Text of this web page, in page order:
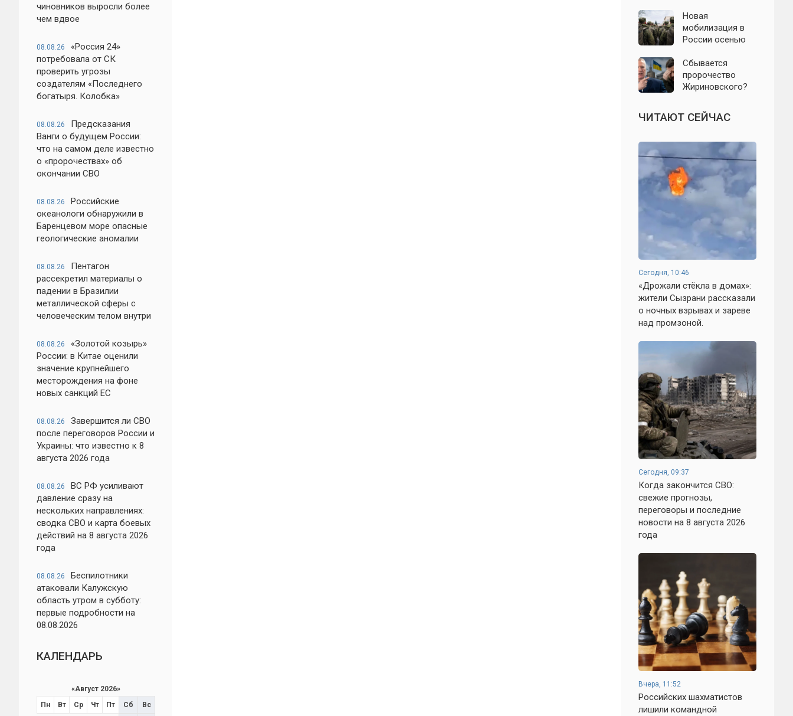
чиновников выросли более
чем вдвое
08.08.26
«Россия 24»
потребовала от СК
проверить угрозы
создателям «Последнего
богатыря. Колобка»
08.08.26
Предсказания
Ванги о будущем России:
что на самом деле известно
о «пророчествах» об
окончании СВО
08.08.26
Российские
океанологи обнаружили в
Баренцевом море опасные
геологические аномалии
08.08.26
Пентагон
рассекретил материалы о
падении в Бразилии
металлической сферы с
человеческим телом внутри
08.08.26
«Золотой козырь»
России: в Китае оценили
значение крупнейшего
месторождения на фоне
новых санкций ЕС
08.08.26
Завершится ли СВО
после переговоров России и
Украины: что известно к 8
августа 2026 года
08.08.26
ВС РФ усиливают
давление сразу на
нескольких направлениях:
сводка СВО и карта боевых
действий на 8 августа 2026
года
08.08.26
Беспилотники
атаковали Калужскую
область утром в субботу:
первые подробности на
08.08.2026
КАЛЕНДАРЬ
«Август 2026»
Пн
Вт Ср Чт Пт Сб Вс
Украины: что
известно к 8
августа 2026 года
Новая
мобилизация в
России осенью
известно на 8
августа
Сбывается
пророчество
Жириновского?
Зеленский вновь
отказался от
ЧИТАЮТ СЕЙЧАС
Сегодня, 10:46
«Дрожали стёкла в домах»:
жители Сызрани рассказали
о ночных взрывах и зареве
над промзоной.
Сегодня, 09:37
Когда закончится СВО:
свежие прогнозы,
переговоры и последние
новости на 8 августа 2026
года
Вчера, 11:52
Российских шахматистов
лишили командной